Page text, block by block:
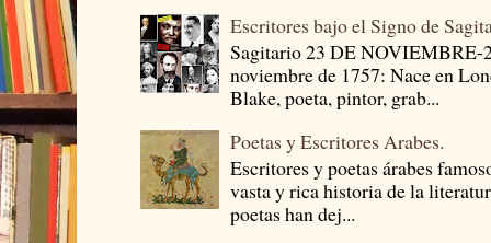
Escritores bajo el Signo de
Sagitario 23 DE
noviembre de 1757: Nace en
Blake, poeta, pintor, grab...
Poetas y Escritores Arabes.
Escritores y poetas árabes
vasta y rica historia de la
poetas han dej...